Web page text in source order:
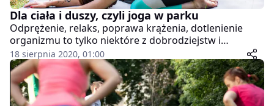
Dla ciała i duszy, czyli joga w parku
Odprężenie, relaks, poprawa krążenia, dotlenienie
organizmu to tylko niektóre z dobrodziejstw i
pozytywnych cech, jakie przypisuje się jodze. O tym,
czy to prawda można przekonać się podczas zajęć,
najlepiej tych organizowanych na świeżym powietrzu –
takich, jak te w Parku Starego Browaru.
18 sierpnia 2020, 01:00